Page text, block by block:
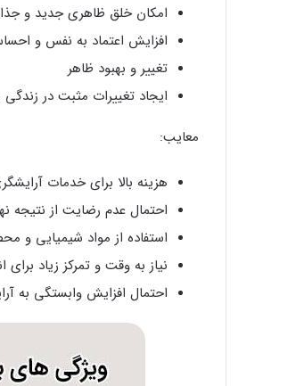
امکان خلق ظاهری جدید و
افزایش اعتماد به نفس و
تغییر و بهبود ظاهر
ایجاد تغییرات مثبت در زندگی
معایب:
هزینه بالا برای خدمات
احتمال عدم رضایت از نتیجه
استفاده از مواد شیمیایی
نیاز به وقت و تمرکز زیاد
احتمال افزایش وابستگی به